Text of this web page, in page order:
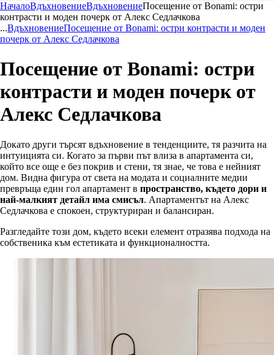
НачалоВдъхновениеВдъхновениеПосещение от Bonami: остри
контрасти и моден почерк от Алекс Седлачкова
...ВдъхновениеПосещение от Bonami: остри контрасти и моден
почерк от Алекс Седлачкова
Посещение от Bonami: остри
контрасти и моден почерк от
Алекс Седлачкова
Докато други търсят вдъхновение в тенденциите, тя разчита на
интуицията си. Когато за първи път влиза в апартамента си,
който все още е без покрив и стени, тя знае, че това е нейният
дом. Видна фигура от света на модата и социалните медии
превръща един гол апартамент в пространство, където дори и
най-малкият детайл има смисъл. Апартаментът на Алекс
Седлачкова е спокоен, структуриран и балансиран.
Разгледайте този дом, където всеки елемент отразява подхода на
собственика към естетиката и функционалността.